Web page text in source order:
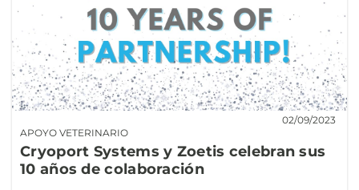
APOYO VETERINARIO
02/09/2023
Cryoport Systems y Zoetis celebran sus
10 años de colaboración